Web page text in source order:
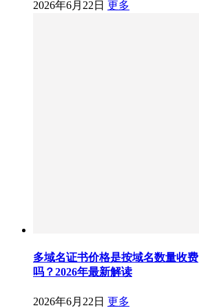
2026年6月22日 更多
多域名证书价格是按域名数量收费
吗？2026年最新解读
2026年6月22日 更多